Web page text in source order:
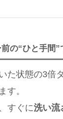
の“ひと手間”
た状態の3倍
す。
すぐに洗い流